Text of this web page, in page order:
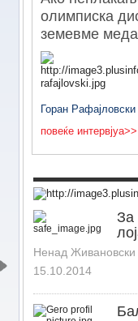
олимписка
земевме
Горан Рафајловски
повеќе интервјуа>>
За
Ненад Живановски
15.10.2014